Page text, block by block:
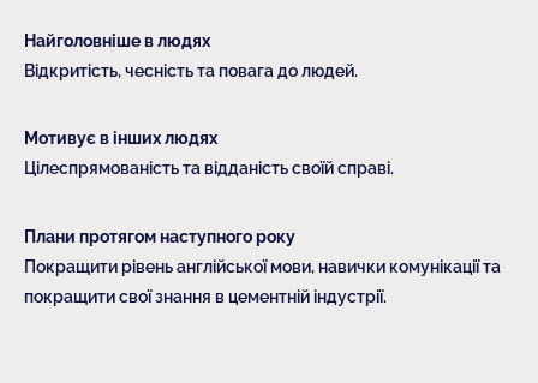
Найголовніше в людях
Відкритість, чесність та повага до людей.
Мотивує в інших людях
Цілеспрямованість та відданість своїй справі.
Плани протягом наступного року
Покращити рівень англійської мови, навички комунікації та
покращити свої знання в цементній індустрії.